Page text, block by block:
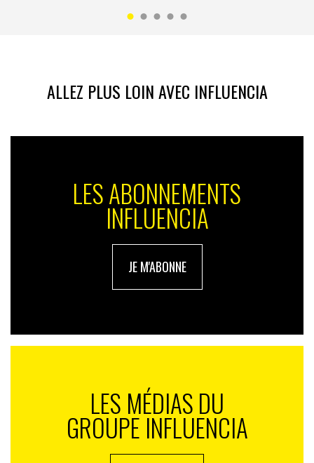
ALLEZ PLUS LOIN AVEC INFLUENCIA
LES ABONNEMENTS
INFLUENCIA
JE M'ABONNE
LES MÉDIAS DU
GROUPE INFLUENCIA